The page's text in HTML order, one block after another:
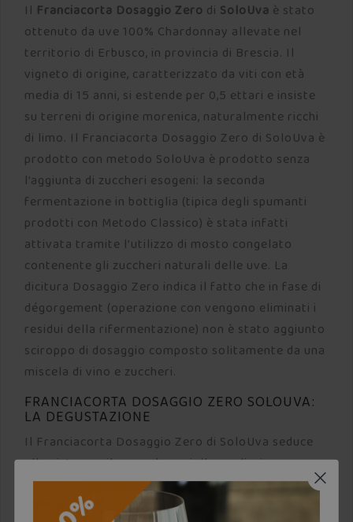
Il Franciacorta Dosaggio Zero di SoloUva è stato
ottenuto da uve 100% Chardonnay allevate nel
territorio di Erbusco, in provincia di Brescia. Il
vigneto di origine, caratterizzato da viti con età
media di 15 anni, si estende per 0,5 ettari e insiste
su terreni di origine morenica, naturalmente ricchi
di limo. Il Franciacorta Dosaggio Zero di SoloUva è
prodotto con metodo SoloUva è prodotto senza
l’aggiunta di zuccheri esogeni: la seconda
fermentazione in bottiglia (tipica degli spumanti
prodotti con Metodo Classico) è stata infatti
attivata tramite l’utilizzo di mosto congelato
contenente gli zuccheri naturali delle uve. La
dicitura Dosaggio Zero indica il fatto che in fase di
dégorgement (operazione con vengono eliminati i
residui della rifermentazione) non è stato aggiunto
sciroppo di dosaggio composto solitamente da una
miscela di vino e zuccheri.
FRANCIACORTA DOSAGGIO ZERO SOLOUVA:
LA DEGUSTAZIONE
Il Franciacorta Dosaggio Zero di SoloUva seduce
alla vista con il suo colore giallo paglierino
brillante esaltato da un vivace perlage. All’olfatto
sprigiona profumi di frutta a polpa gialla intrecciati